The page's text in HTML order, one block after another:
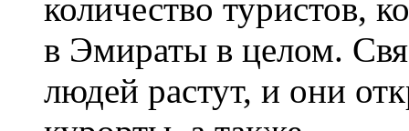
количество туристов,
в Эмираты в целом.
людей растут, и они